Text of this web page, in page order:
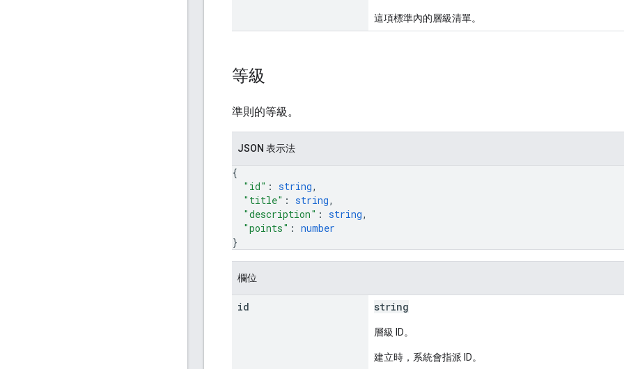
這項標準內的層級清單。
等級
準則的等級。
JSON 表示法
{
"id" : string,
"title" : string,
"description" : string,
"points" : number
}
欄位
id string
層級 ID。
建立時，系統會指派 ID。